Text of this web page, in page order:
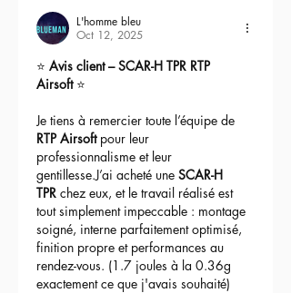
L'homme bleu
Oct 12, 2025
⭐ Avis client – SCAR-H TPR RTP
Airsoft ⭐
Je tiens à remercier toute l’équipe de
RTP Airsoft pour leur
professionnalisme et leur
gentillesse.J’ai acheté une SCAR-H
TPR chez eux, et le travail réalisé est
tout simplement impeccable : montage
soigné, interne parfaitement optimisé,
finition propre et performances au
rendez-vous. (1.7 joules à la 0.36g
exactement ce que j'avais souhaité)